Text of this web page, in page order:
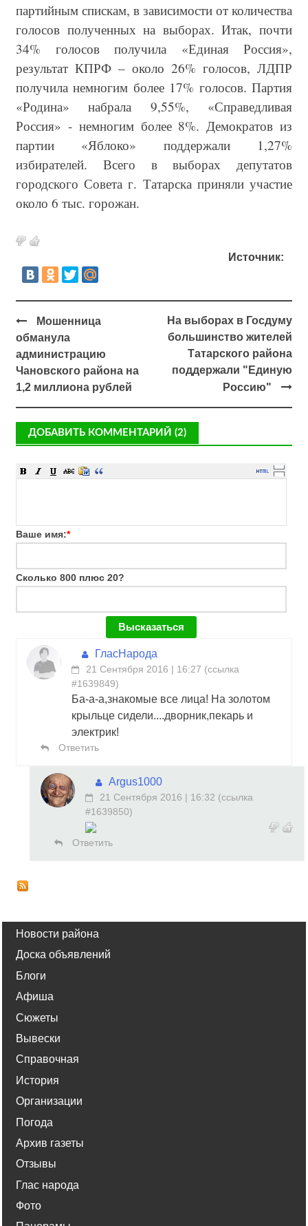
партийным спискам, в зависимости от количества
голосов полученных на выборах. Итак, почти
34% голосов получила «Единая Россия»,
результат КПРФ – около 26% голосов, ЛДПР
получила немногим более 17% голосов. Партия
«Родина» набрала 9,55%, «Справедливая
Россия» - немногим более 8%. Демократов из
партии «Яблоко» поддержали 1,27%
избирателей. Всего в выборах депутатов
городского Совета г. Татарска приняли участие
около 6 тыс. горожан.
Источник:
Мошенница
обманула
администрацию
Чановского района на
1,2 миллиона рублей
На выборах в Госдуму
большинство жителей
Татарского района
поддержали "Единую
Россию"
ДОБАВИТЬ КОММЕНТАРИЙ (2)
Ваше имя:*
Сколько 800 плюс 20?
ГласНарода
21 Сентября 2016 | 16:27 (ссылка
#1639849)
Ба-а-а,знакомые все лица! На золотом
крыльце сидели....дворник,пекарь и
электрик!
Ответить
Argus1000
21 Сентября 2016 | 16:32 (ссылка
#1639850)
Ответить
Новости района
Доска объявлений
Блоги
Афиша
Сюжеты
Вывески
Справочная
История
Организации
Погода
Архив газеты
Отзывы
Глас народа
Фото